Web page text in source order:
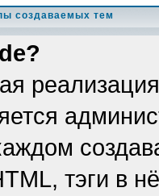
создаваемых тем
тэги в